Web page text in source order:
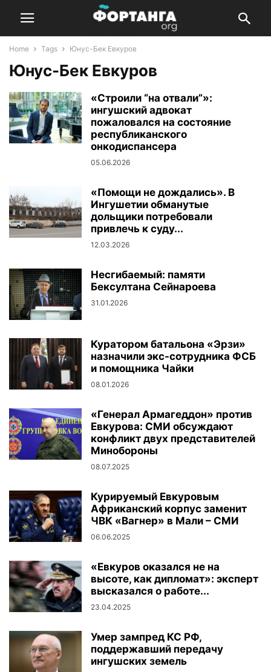
Home Tags Юнус-Бек Евкуров
Юнус-Бек Евкуров
«Строили “на отвали”»:
ингушский адвокат
пожаловался на состояние
республиканского
онкодиспансера
05.06.2026
«Помощи не дождались». В
Ингушетии обманутые
дольщики потребовали
привлечь к суду...
12.03.2026
Несгибаемый: памяти
Бексултана Сейнароева
31.01.2026
Куратором батальона «Эрзи»
назначили экс-сотрудника ФСБ
и помощника Чайки
08.01.2026
«Генерал Армагеддон» против
Евкурова: СМИ обсуждают
конфликт двух представителей
Минобороны
08.07.2025
Курируемый Евкуровым
Африканский корпус заменит
ЧВК «Вагнер» в Мали – СМИ
06.06.2025
«Евкуров оказался не на
высоте, как дипломат»: эксперт
высказался о работе...
23.04.2025
Умер зампред КС РФ,
поддержавший передачу
ингушских земель